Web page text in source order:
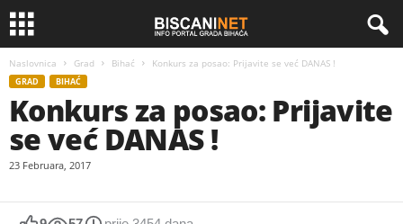
Naslovnica Grad Bihać Konkurs za posao: Prijavite se već DANAS !
GRAD BIHAĆ
Konkurs za posao: Prijavite
se već DANAS !
23 Februara, 2017